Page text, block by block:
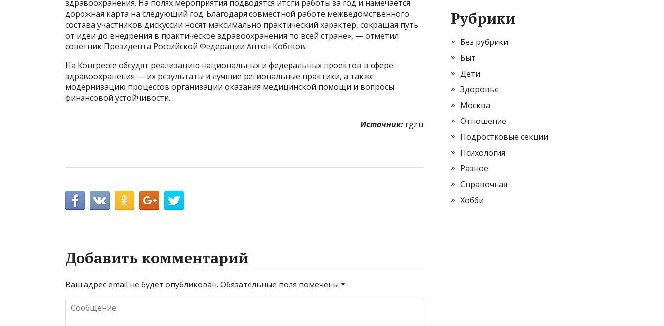
здравоохранения. На полях мероприятия подводятся итоги работы за год и намечается
дорожная карта на следующий год. Благодаря совместной работе межведомственного
состава участников дискуссии носят максимально практический характер, сокращая путь
от идеи до внедрения в практическое здравоохранения по всей стране», — отметил
советник Президента Российской Федерации Антон Кобяков.
На Конгрессе обсудят реализацию национальных и федеральных проектов в сфере
здравоохранения — их результаты и лучшие региональные практики, а также
модернизацию процессов организации оказания медицинской помощи и вопросы
финансовой устойчивости.
Источник: rg.ru
Добавить комментарий
Ваш адрес email не будет опубликован. Обязательные поля помечены *
Рубрики
Без рубрики
Быт
Дети
Здоровье
Москва
Отношение
Подростковые секции
Психология
Разное
Справочная
Хобби